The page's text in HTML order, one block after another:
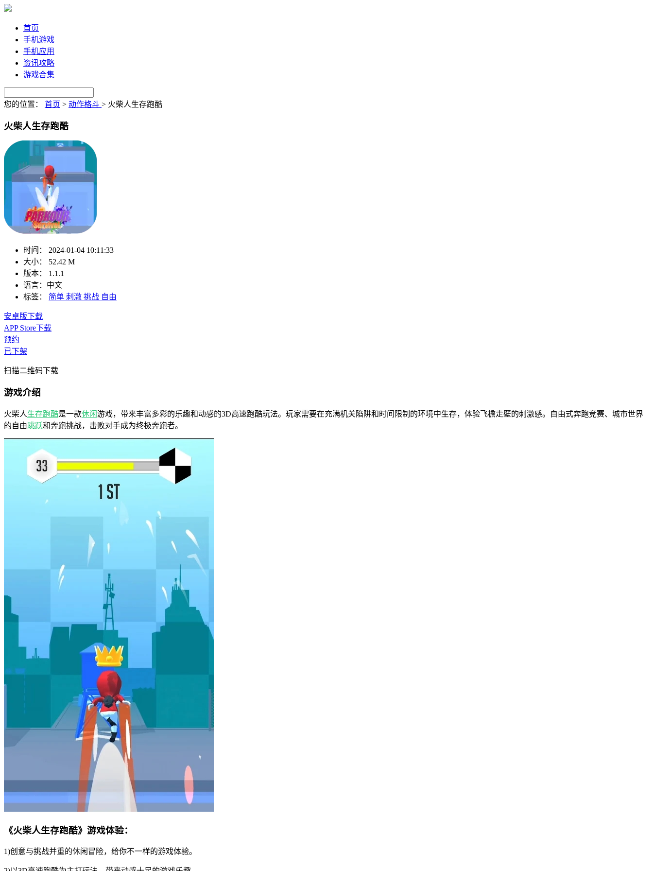
首页
手机游戏
手机应用
资讯攻略
游戏合集
您的位置： 首页 > 动作格斗 > 火柴人生存跑酷
火柴人生存跑酷
时间：
2024-01-04 10:11:33
大小：
52.42 M
版本：
1.1.1
语言： 中文
标签：
简单 刺激 挑战 自由
安卓版下载
APP Store下载
预约
已下架
扫描二维码下载
游戏介绍
火柴人生存跑酷是一款休闲游戏，带来丰富多彩的乐趣和动感的3D高速跑酷玩法。玩家需要在充满机关陷阱和时间限制的环境中生存，体验飞檐走壁的刺激感。自由式奔跑竞赛、城市世界
的自由跳跃和奔跑挑战，击败对手成为终极奔跑者。
《火柴人生存跑酷》游戏体验：
1)创意与挑战并重的休闲冒险，给你不一样的游戏体验。